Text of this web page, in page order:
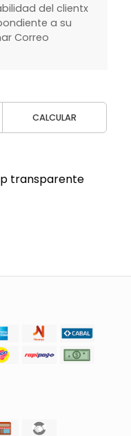
del clientx
a su
Correo
CALCULAR
transparente